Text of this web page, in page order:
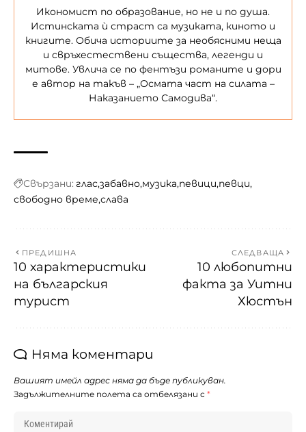
Икономист по образование, но не и по душа.
Истинската ѝ страст са музиката, киното и
книгите. Обича историите за необясними неща
и свръхестествени същества, легенди и
митове. Увлича се по фентъзи романите и дори
е автор на такъв – „Осмата част на силата –
Наказанието Самодива“.
Свързани: гласзабавно музика певици певци
свободно време слава
ПРЕДИШНА
10 характеристики
на българския
турист
СЛЕДВАЩА
10 любопитни
факта за Уитни
Хюстън
Няма коментари
Вашият имейл адрес няма да бъде публикуван.
Задължителните полета са отбелязани с *